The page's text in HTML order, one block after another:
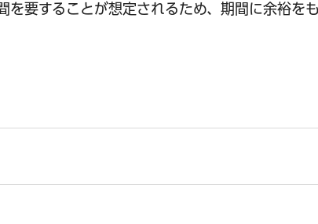
要することが想定されるため、期間に余裕を